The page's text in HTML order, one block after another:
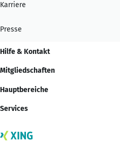
Karriere
Presse
Hilfe & Kontakt
Mitgliedschaften
Hauptbereiche
Services